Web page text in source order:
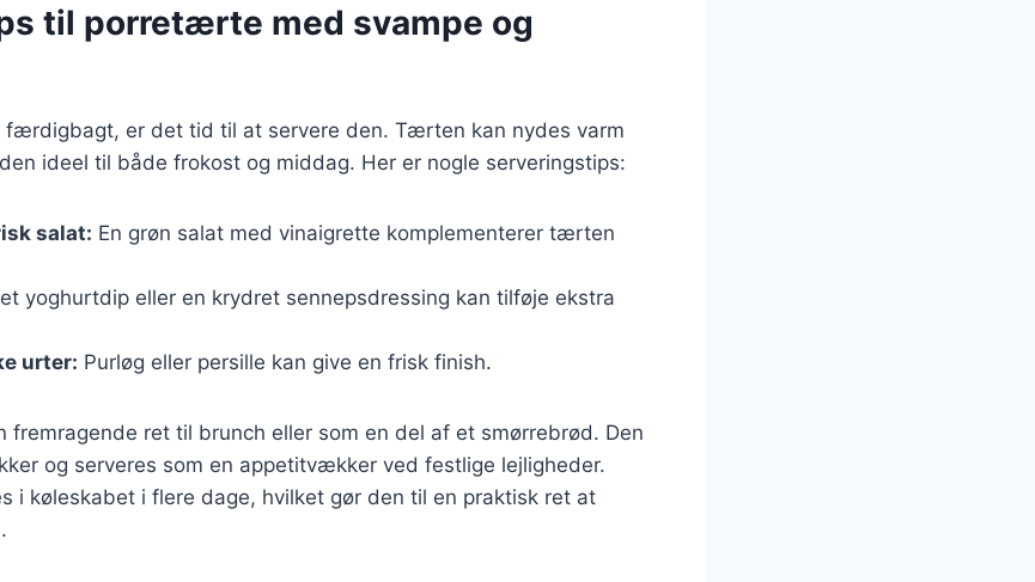
til porretærte med svampe og
er det tid til at servere den. Tærten kan nydes varm
ideel til både frokost og middag. Her er nogle serveringstips:
salat: En grøn salat med vinaigrette komplementerer tærten
yoghurtdip eller en krydret sennepsdressing kan tilføje ekstra
urter: Purløg eller persille kan give en frisk finish.
fremragende ret til brunch eller som en del af et smørrebrød. Den
og serveres som en appetitvækker ved festlige lejligheder.
i køleskabet i flere dage, hvilket gør den til en praktisk ret at